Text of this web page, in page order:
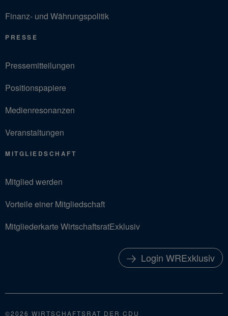
Finanz- und Währungspolitik
PRESSE
Pressemitteilungen
Positionspapiere
Medienresonanzen
Veranstaltungen
MITGLIEDSCHAFT
Mitglied werden
Vorteile einer Mitgliedschaft
Mitgliederkarte WirtschaftsratExklusiv
Login WRExklusiv
©2026 WIRTSCHAFTSRAT DER CDU